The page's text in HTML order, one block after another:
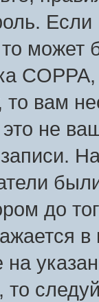
может
вам
не
до
в
то